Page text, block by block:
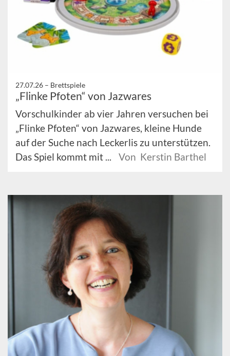
27.07.26 – Brettspiele
„Flinke Pfoten“ von Jazwares
Vorschulkinder ab vier Jahren versuchen bei
„Flinke Pfoten“ von Jazwares, kleine Hunde
auf der Suche nach Leckerlis zu unterstützen.
Das Spiel kommt mit ...
Von Kerstin Barthel